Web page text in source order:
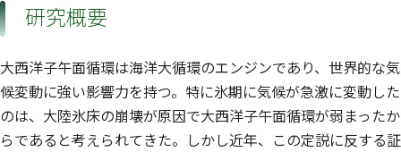
研究概要
大西洋子午面循環は海洋大循環のエンジンであり、世界的な気
候変動に強い影響力を持つ。特に氷期に気候が急激に変動した
のは、大陸氷床の崩壊が原因で大西洋子午面循環が弱まったか
らであると考えられてきた。しかし近年、この定説に反する証